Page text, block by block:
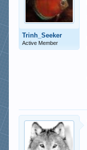
Trinh_Seeker
Active Member